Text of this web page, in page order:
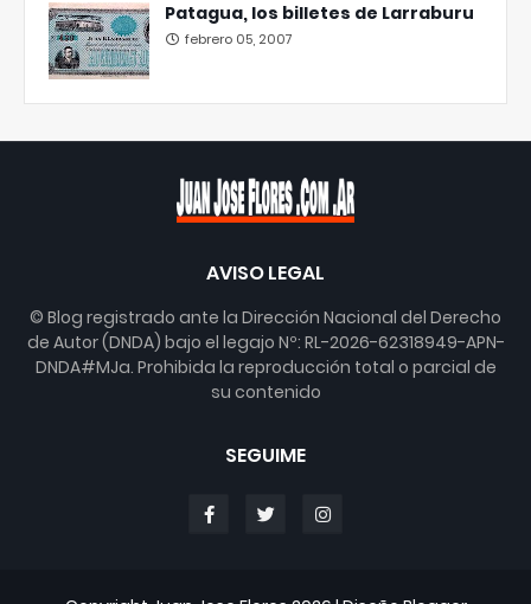
Patagua, los billetes de Larraburu
febrero 05, 2007
AVISO LEGAL
© Blog registrado ante la Dirección Nacional del Derecho
de Autor (DNDA) bajo el legajo Nº: RL-2026-62318949-APN-
DNDA#MJa. Prohibida la reproducción total o parcial de
su contenido
SEGUIME